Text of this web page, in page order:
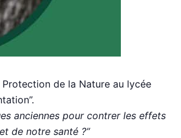
de la Nature au lycée
anciennes pour contrer les effets
de notre santé ?”